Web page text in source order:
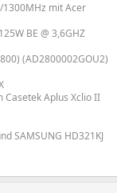
1300MHz mit Acer
BE @ 3,6GHZ
(AD2800002GOU2)
Casetek Aplus Xclio II
SAMSUNG HD321KJ